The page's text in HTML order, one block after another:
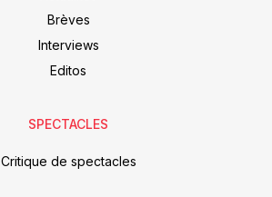
Brèves
Interviews
Editos
SPECTACLES
Critique de spectacles